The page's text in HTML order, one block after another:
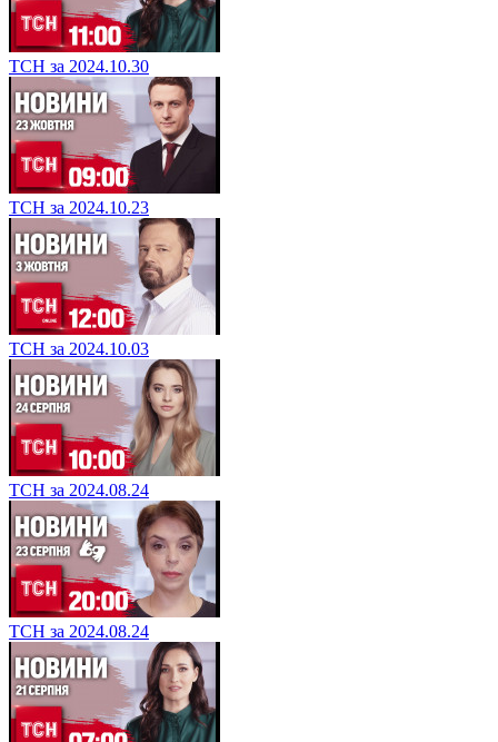
ТСН за 2024.10.30
ТСН за 2024.10.23
ТСН за 2024.10.03
ТСН за 2024.08.24
ТСН за 2024.08.24